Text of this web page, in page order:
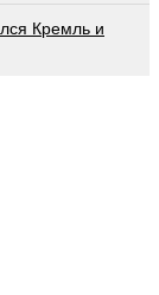
Крeмль и